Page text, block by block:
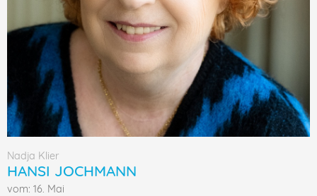
Nadja Klier
HANSI JOCHMANN
vom: 16. Mai